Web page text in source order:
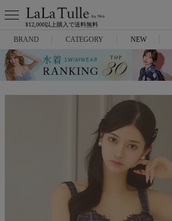
¥12,000以上購入で送料無料
BRAND
Anella
CATEGORY
ミニドレス
NEW